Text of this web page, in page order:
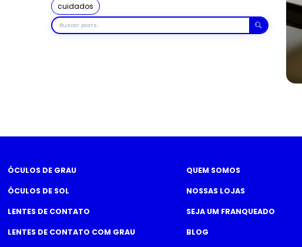
cuidados
Buscar
posts
ÓCULOS DE GRAU
ÓCULOS DE SOL
LENTES DE CONTATO
LENTES DE CONTATO COM GRAU
QUEM SOMOS
NOSSAS LOJAS
SEJA UM FRANQUEADO
BLOG